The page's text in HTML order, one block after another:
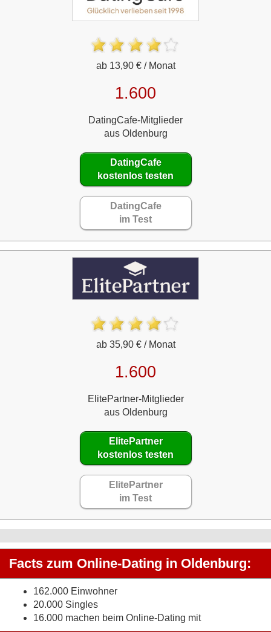
ab 13,90 € / Monat
1.600
DatingCafe-Mitglieder
aus Oldenburg
DatingCafe
kostenlos testen
DatingCafe
im Test
ab 35,90 € / Monat
1.600
ElitePartner-Mitglieder
aus Oldenburg
ElitePartner
kostenlos testen
ElitePartner
im Test
Facts zum Online-Dating in Oldenburg:
162.000 Einwohner
20.000 Singles
16.000 machen beim Online-Dating mit